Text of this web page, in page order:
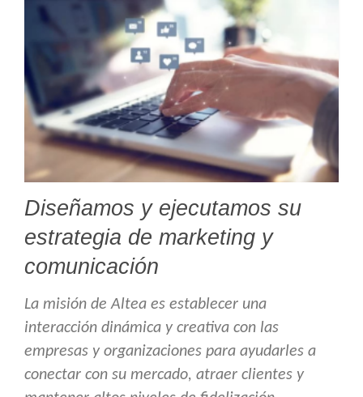
Diseñamos y ejecutamos su
estrategia de marketing y
comunicación
La misión de Altea es establecer una
interacción dinámica y creativa con las
empresas y organizaciones para ayudarles a
conectar con su mercado, atraer clientes y